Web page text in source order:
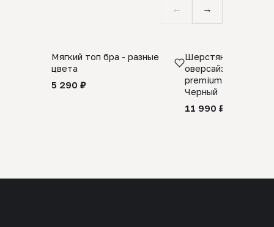
← →
Мягкий топ бра - разные
цвета
5 290 ₽
Шерстяной свитер
оверсайз 100%
premium merino
Черный
11 990 ₽